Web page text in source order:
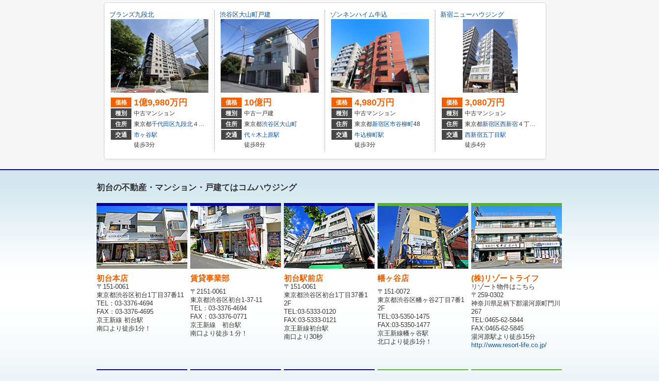
ブランズ九段北
価格 1億9,980万円
種別
中古マンション
住所
東京都千代田区九段北４丁目3-1１
交通
市ヶ谷駅
徒歩3分
渋谷区大山町戸建
価格 10億円
種別
中古一戸建
住所
東京都渋谷区大山町
交通
代々木上原駅
徒歩8分
ゾンネンハイム牛込
価格 4,980万円
種別
中古マンション
住所
東京都新宿区市谷柳町48
交通
牛込柳町駅
徒歩3分
新宿ニューハウジング
価格 3,080万円
種別
中古マンション
住所
東京都新宿区西新宿４丁目２１－１６
交通
西新宿五丁目駅
徒歩4分
初台の不動産・マンション・戸建てはコムハウジング
初台本店
〒151-0061
東京都渋谷区初台1丁目37番11
TEL：03-3376-4694
FAX：03-3376-4695
京王新線 初台駅
南口より徒歩1分！
賃貸事業部
〒2151-0061
東京都渋谷区初台1-37-11
TEL：03-3376-4694
FAX：03-3376-0771
京王新線 初台駅
南口より徒歩１分！
初台駅前店
〒151-0061
東京都渋谷区初台1丁目37番1
2F
TEL:03-5333-0120
FAX:03-5333-0121
京王新線初台駅
南口より30秒
幡ヶ谷店
〒151-0072
東京都渋谷区幡ヶ谷2丁目7番1
2F
TEL:03-5350-1475
FAX:03-5350-1477
京王新線幡ヶ谷駅
北口より徒歩1分！
(株)リゾートライフ
リゾート物件はこちら
〒259-0302
神奈川県足柄下郡湯河原町門川
267
TEL:0465-62-5844
FAX:0465-62-5845
湯河原駅より徒歩15分
http://www.resort-life.co.jp/